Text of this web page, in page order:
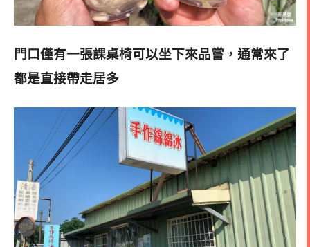
門口僅有一張課桌椅可以坐下來品嘗 ，通常來了
都是直接帶走居多